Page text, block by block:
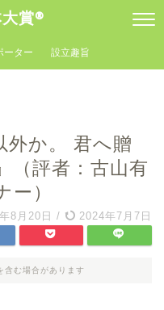
賞®
ーター 設立趣旨
外か。 君へ贈
（評者：古山有
）
8月20日 / 2024年7月7日
含む場合があります